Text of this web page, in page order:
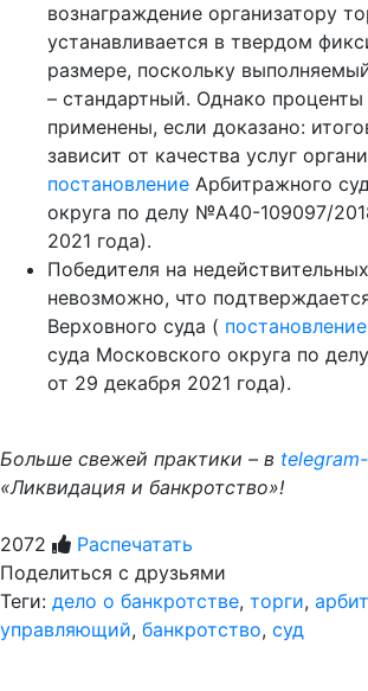
вознаграждение организатору
устанавливается в твердом
размере, поскольку
– стандартный. Однако
применены, если доказано:
зависит от качества услуг
постановление Арбитражного
округа по делу №А40-109097/
2021 года).
Победителя на
невозможно, что
Верховного суда ( постановление
суда Московского округа по
от 29 декабря 2021 года).
Больше свежей практики – в
«Ликвидация и банкротство»!
2072
Распечатать
Поделиться с друзьями
Теги: дело о банкротстве, торги,
управляющий, банкротство, суд